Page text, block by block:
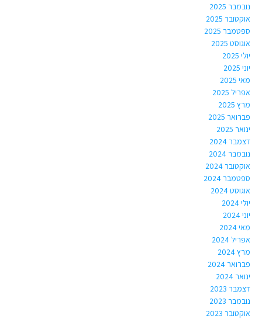
נובמבר 2025
אוקטובר 2025
ספטמבר 2025
אוגוסט 2025
יולי 2025
יוני 2025
מאי 2025
אפריל 2025
מרץ 2025
פברואר 2025
ינואר 2025
דצמבר 2024
נובמבר 2024
אוקטובר 2024
ספטמבר 2024
אוגוסט 2024
יולי 2024
יוני 2024
מאי 2024
אפריל 2024
מרץ 2024
פברואר 2024
ינואר 2024
דצמבר 2023
נובמבר 2023
אוקטובר 2023